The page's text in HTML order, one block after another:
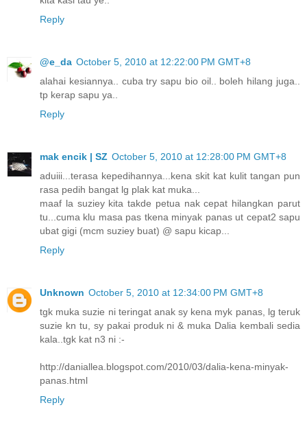
Reply
@e_da October 5, 2010 at 12:22:00 PM GMT+8
alahai kesiannya.. cuba try sapu bio oil.. boleh hilang juga..
tp kerap sapu ya..
Reply
mak encik | SZ October 5, 2010 at 12:28:00 PM GMT+8
aduiii...terasa kepedihannya...kena skit kat kulit tangan pun
rasa pedih bangat lg plak kat muka...
maaf la suziey kita takde petua nak cepat hilangkan parut
tu...cuma klu masa pas tkena minyak panas ut cepat2 sapu
ubat gigi (mcm suziey buat) @ sapu kicap...
Reply
Unknown October 5, 2010 at 12:34:00 PM GMT+8
tgk muka suzie ni teringat anak sy kena myk panas, lg teruk
suzie kn tu, sy pakai produk ni & muka Dalia kembali sedia
kala..tgk kat n3 ni :-
http://daniallea.blogspot.com/2010/03/dalia-kena-minyak-
panas.html
Reply